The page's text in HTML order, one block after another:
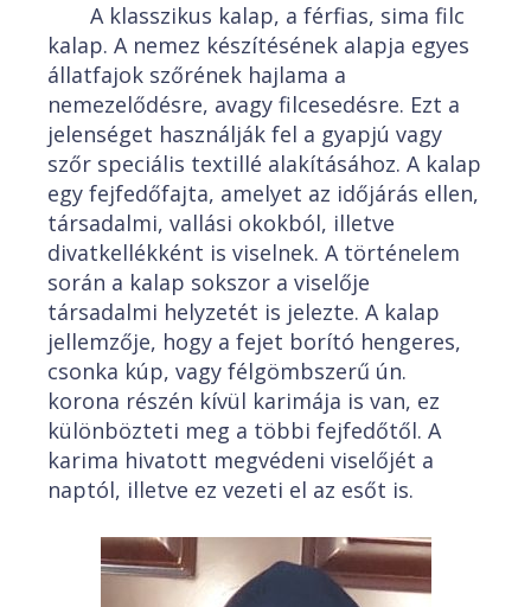
A klasszikus kalap, a férfias, sima filc
kalap. A nemez készítésének alapja egyes
állatfajok szőrének hajlama a
nemezelődésre, avagy filcesedésre. Ezt a
jelenséget használják fel a gyapjú vagy
szőr speciális textillé alakításához. A kalap
egy fejfedőfajta, amelyet az időjárás ellen,
társadalmi, vallási okokból, illetve
divatkellékként is viselnek. A történelem
során a kalap sokszor a viselője
társadalmi helyzetét is jelezte. A kalap
jellemzője, hogy a fejet borító hengeres,
csonka kúp, vagy félgömbszerű ún.
korona részén kívül karimája is van, ez
különbözteti meg a többi fejfedőtől. A
karima hivatott megvédeni viselőjét a
naptól, illetve ez vezeti el az esőt is.